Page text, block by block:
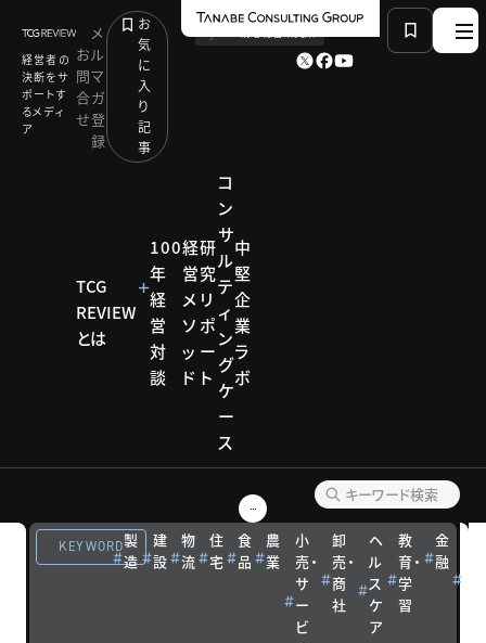
経営者の
決断をサ
ポートす
るメディ
ア
お
問
合
せ
メ
ル
マ
ガ
登
録
お
気
に
入
り
記
事
TCG
REVIEW
とは
100
年
経
営
対
談
経
営
メ
ソ
ッ
ド
研
究
リ
ポ
ー
ト
コ
ン
サ
ル
テ
ィ
ン
グ
ケ
ー
ス
中
堅
企
業
ラ
ボ
KEYWORD製
造
建
設
物
流
住
宅
食
品
農
業
小
売・
サ
ー
ビ
卸
売・
商
社
ヘ
ル
ス
ケ
ア
教
育・
学
習
金
融
経営テーマ一覧 Keyword：プロセス改善
プロセス改
善
研究リポート 2026.06.10
利益を逃さない意思決
定をするための設備投
VIEW MORE
編集部オススメ記事